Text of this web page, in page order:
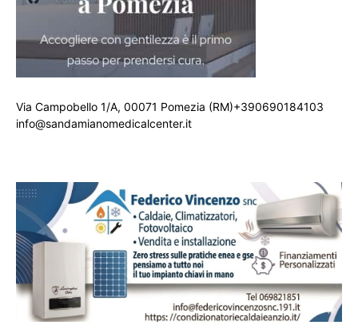
Via Campobello 1/A, 00071 Pomezia (RM)+390690184103
info@sandamianomedicalcenter.it